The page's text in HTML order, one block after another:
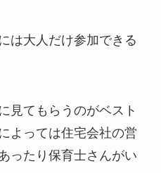
は大人だけ参加できる
見てもらうのがベスト
よっては住宅会社の営
ったり保育士さんがい